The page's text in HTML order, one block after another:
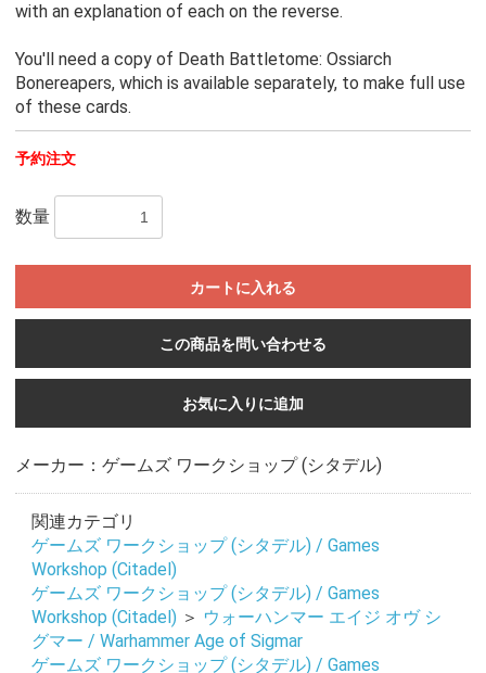
with an explanation of each on the reverse.
You'll need a copy of Death Battletome: Ossiarch
Bonereapers, which is available separately, to make full use
of these cards.
予約注文
数量
カートに入れる
この商品を問い合わせる
お気に入りに追加
メーカー：ゲームズ ワークショップ (シタデル)
関連カテゴリ
ゲームズ ワークショップ (シタデル) / Games
Workshop (Citadel)
ゲームズ ワークショップ (シタデル) / Games
Workshop (Citadel) ＞ ウォーハンマー エイジ オヴ シ
グマー / Warhammer Age of Sigmar
ゲームズ ワークショップ (シタデル) / Games